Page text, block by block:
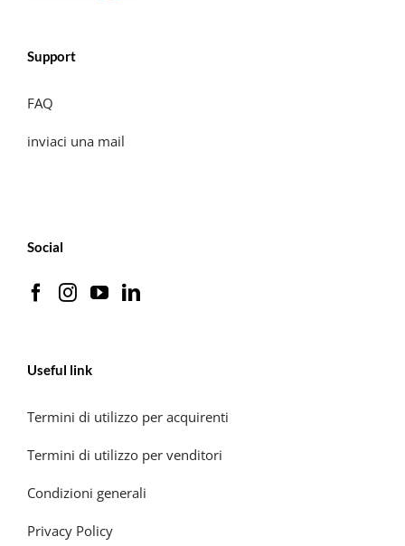
Support
FAQ
inviaci una mail
Social
Useful link
Termini di utilizzo per acquirenti
Termini di utilizzo per venditori
Condizioni generali
Privacy Policy